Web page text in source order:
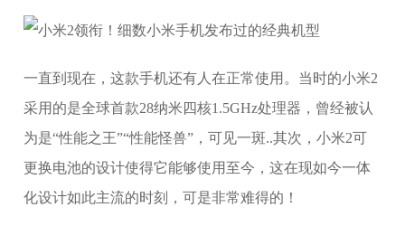
一直到现在，这款手机还有人在正常使用。当时的小米2
采用的是全球首款28纳米四核1.5GHz处理器，曾经被认
为是“性能之王”“性能怪兽”，可见一斑..其次，小米2可
更换电池的设计使得它能够使用至今，这在现如今一体
化设计如此主流的时刻，可是非常难得的！